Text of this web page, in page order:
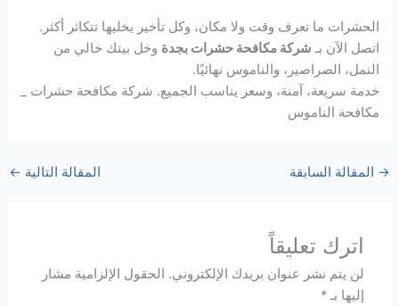
الحشرات ما تعرف وقت ولا مكان، وكل تأخير يخليها تتكاثر أكثر.
اتصل الآن بـ شركة مكافحة حشرات بجدة وخل بيتك خالي من
النمل، الصراصير، والناموس نهائيًا.
خدمة سريعة، آمنة، وسعر يناسب الجميع. شركة مكافحة حشرات _
مكافحة الناموس
→ المقالة السابقة المقالة التالية ←
اترك تعليقاً
لن يتم نشر عنوان بريدك الإلكتروني.
الحقول الإلزامية مشار
إليها بـ*